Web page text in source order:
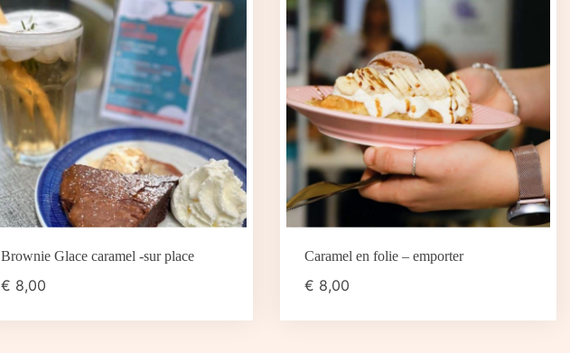
Brownie Glace caramel -sur place
€ 8,00
Caramel en folie – emporter
€ 8,00